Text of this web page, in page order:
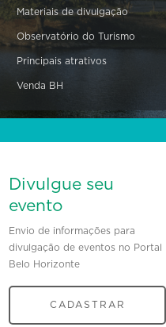
Materiais de divulgação
Observatório do Turismo
Principais atrativos
Venda BH
Divulgue seu
evento
Envio de informações para
divulgação de eventos no Portal
Belo Horizonte
CADASTRAR